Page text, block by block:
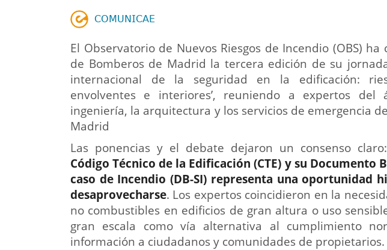
𝖢𝖮𝖬𝖴𝖭𝖨𝖢𝖠𝖤
El Observatorio de Nuevos Riesgos de Incendio (OBS)
de Bomberos de Madrid la tercera edición de su
internacional de la seguridad en la edificación:
envolventes e interiores’, reuniendo a expertos del
ingeniería, la arquitectura y los servicios de emergencia
Madrid
Las ponencias y el debate dejaron un consenso claro:
Código Técnico de la Edificación (CTE) y su Documento
caso de Incendio (DB-SI) representa una oportunidad
desaprovecharse. Los expertos coincidieron en la
no combustibles en edificios de gran altura o uso
gran escala como vía alternativa al cumplimiento
información a ciudadanos y comunidades de propietarios.